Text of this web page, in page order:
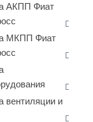
АКПП Фиат
МКПП Фиат
вентиляции и